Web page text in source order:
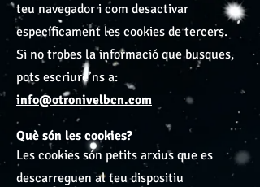
teu navegador i com desactivar
específicament les cookies de tercers.
Si no trobes la informació que busques,
pots escriure’ns a:
info@otronivelbcn.com
Què són les cookies?
Les cookies són petits arxius que es
descarreguen al teu dispositiu